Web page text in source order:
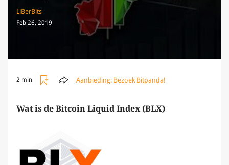
LiBerBits
Feb 26, 2019
2 min Aanbieding: Bezoek Bitpanda!
Wat is de Bitcoin Liquid Index (BLX)